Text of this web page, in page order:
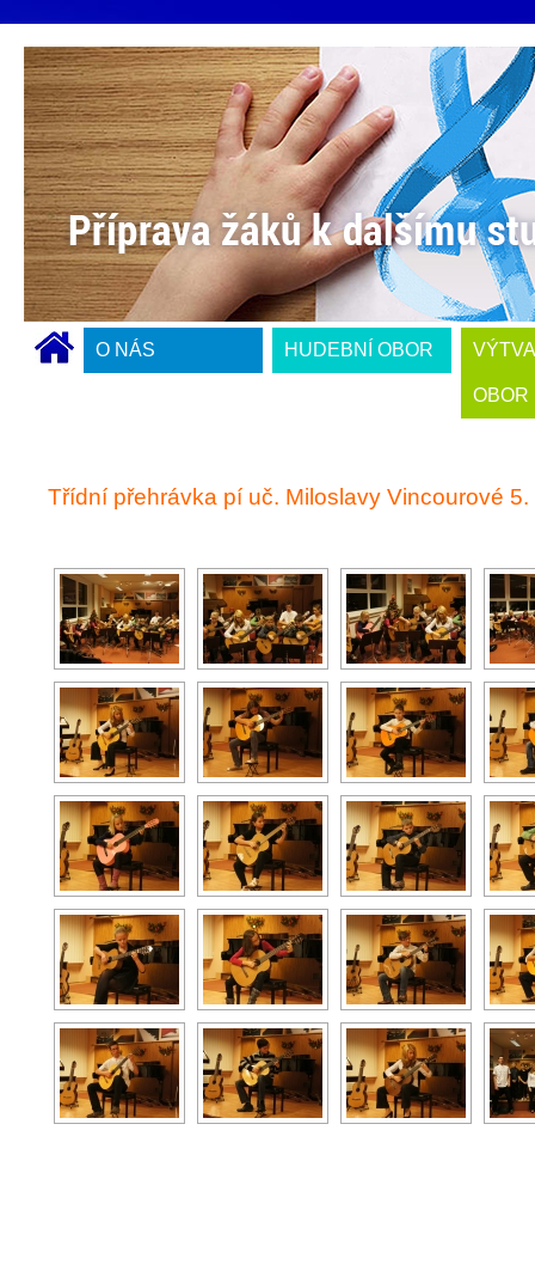
O NÁS HUDEBNÍ OBOR
OBOR
Třídní přehrávka pí uč. Miloslavy Vincourové 5.